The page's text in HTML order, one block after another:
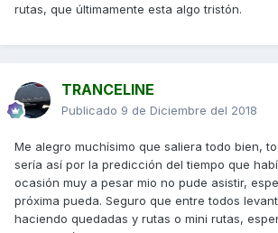
rutas, que últimamente esta algo tristón.
TRANCELINE
Publicado 9 de Diciembre del 2018
Me alegro muchísimo que saliera todo bien,
sería así por la predicción del tiempo que
ocasión muy a pesar mio no pude asistir,
próxima pueda. Seguro que entre todos
haciendo quedadas y rutas o mini rutas,